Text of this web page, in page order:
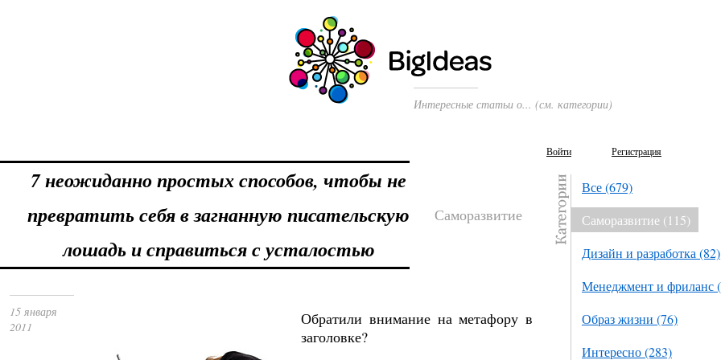
Интересные статьи о... (см. категории)
7 неожиданно простых способов, чтобы не
превратить себя в загнанную писательскую
лошадь и справиться с усталостью
Саморазвитие
15 января
2011
Обратили внимание на метафору в
заголовке?
Войти Регистрация
Все (679)
Саморазвитие (115)
Дизайн и разработка (82)
Менеджмент и фриланс
Образ жизни (76)
Интересно (283)